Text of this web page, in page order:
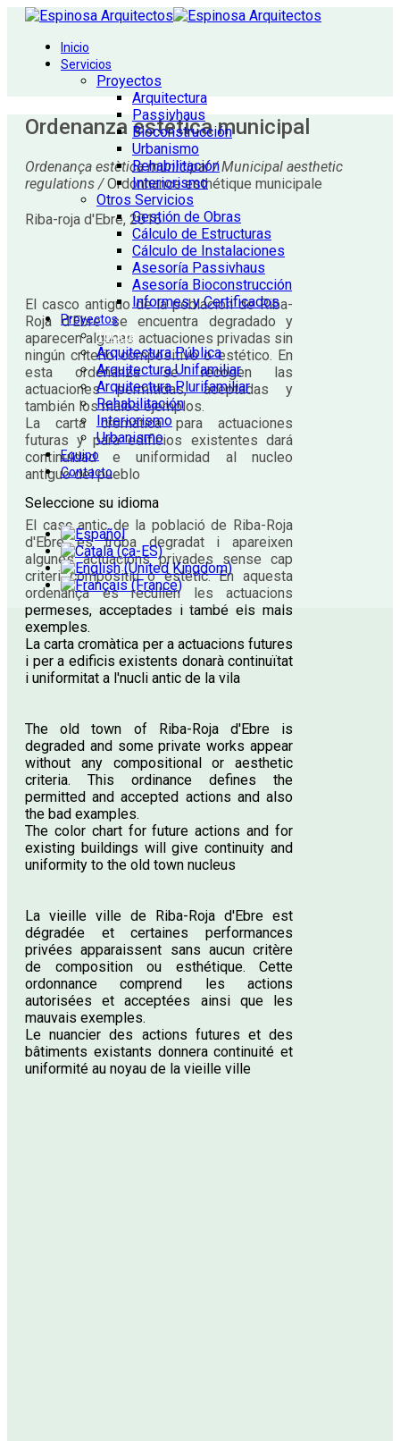
Inicio
Servicios
Proyectos
Arquitectura
Passivhaus
Bioconstrucción
Urbanismo
Rehabilitación
Interiorismo
Otros Servicios
Gestión de Obras
Cálculo de Estructuras
Cálculo de Instalaciones
Asesoría Passivhaus
Asesoría Bioconstrucción
Informes y Certificados
Proyectos
Todos
Arquitectura Pública
Arquitectura Unifamiliar
Arquitectura Plurifamiliar
Rehabilitación
Interiorismo
Urbanismo
Equipo
Contacto
Seleccione su idioma
Ordenanza estética municipal
Ordenança estètica municipal / Municipal aesthetic
regulations /Ordonnance esthétique municipale
Riba-roja d'Ebre, 2016
El casco antiguo de la población de Riba-
Roja d'Ebre se encuentra degradado y
aparecen algunas actuaciones privadas sin
ningún criterio compositivo o estético. En
esta ordenanza se recogen las
actuaciones permitidas, aceptadas y
también los malos ejemplos.
La carta cromática para actuaciones
futuras y para edificios existentes dará
continuidad e uniformidad al nucleo
antiguo del pueblo
El casc antic de la població de Riba-Roja
d'Ebre es troba degradat i apareixen
algunes actuacions privades sense cap
criteri compositiu o estètic. En aquesta
ordenança es recullen les actuacions
permeses, acceptades i també els mals
exemples.
La carta cromàtica per a actuacions futures
i per a edificis existents donarà continuïtat
i uniformitat a l'nucli antic de la vila
The old town of Riba-Roja d'Ebre is
degraded and some private works appear
without any compositional or aesthetic
criteria. This ordinance defines the
permitted and accepted actions and also
the bad examples.
The color chart for future actions and for
existing buildings will give continuity and
uniformity to the old town nucleus
La vieille ville de Riba-Roja d'Ebre est
dégradée et certaines performances
privées apparaissent sans aucun critère
de composition ou esthétique. Cette
ordonnance comprend les actions
autorisées et acceptées ainsi que les
mauvais exemples.
Le nuancier des actions futures et des
bâtiments existants donnera continuité et
uniformité au noyau de la vieille ville